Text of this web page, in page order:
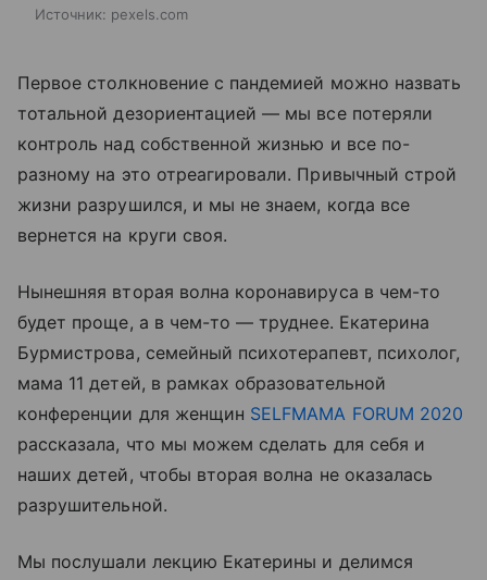
Источник: pexels.com
Первое столкновение с пандемией можно назвать
тотальной дезориентацией — мы все потеряли
контроль над собственной жизнью и все по-
разному на это отреагировали. Привычный строй
жизни разрушился, и мы не знаем, когда все
вернется на круги своя.
Нынешняя вторая волна коронавируса в чем-то
будет проще, а в чем-то — труднее. Екатерина
Бурмистрова, семейный психотерапевт, психолог,
мама 11 детей, в рамках образовательной
конференции для женщин SELFMAMA FORUM 2020
рассказала, что мы можем сделать для себя и
наших детей, чтобы вторая волна не оказалась
разрушительной.
Мы послушали лекцию Екатерины и делимся